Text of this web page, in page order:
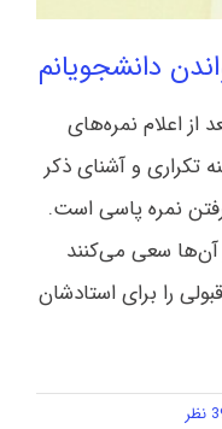
دانشجویانم
اعلام نمره‌های
تکراری و آشنای ذکر
نمره پاسی است.
سعی می‌کنند
را برای استادشان